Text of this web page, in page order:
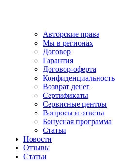
Авторские права
Мы в регионах
Договор
Гарантия
Договор-оферта
Конфиденциальность
Возврат денег
Сертификаты
Сервисные центры
Вопросы и ответы
Бонусная программа
Статьи
Новости
Отзывы
Статьи